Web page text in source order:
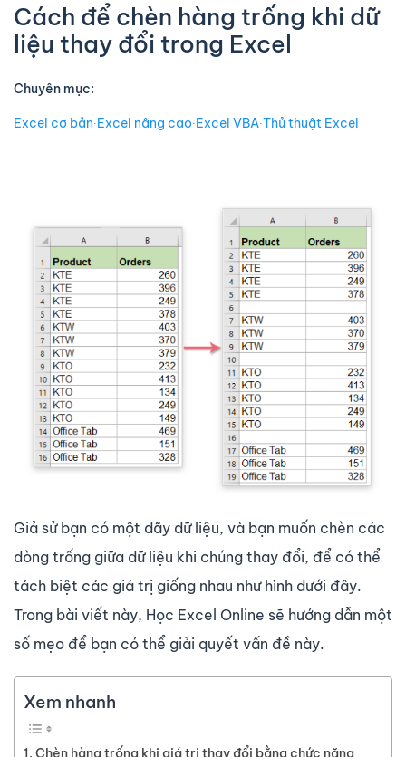
Cách để chèn hàng trống khi dữ
liệu thay đổi trong Excel
Chuyên mục:
Excel cơ bản∙Excel nâng cao∙Excel VBA∙Thủ thuật Excel
Giả sử bạn có một dãy dữ liệu, và bạn muốn chèn các
dòng trống giữa dữ liệu khi chúng thay đổi, để có thể
tách biệt các giá trị giống nhau như hình dưới đây.
Trong bài viết này, Học Excel Online sẽ hướng dẫn một
số mẹo để bạn có thể giải quyết vấn đề này.
Xem nhanh
Chèn hàng trống khi giá trị thay đổi bằng chức năng